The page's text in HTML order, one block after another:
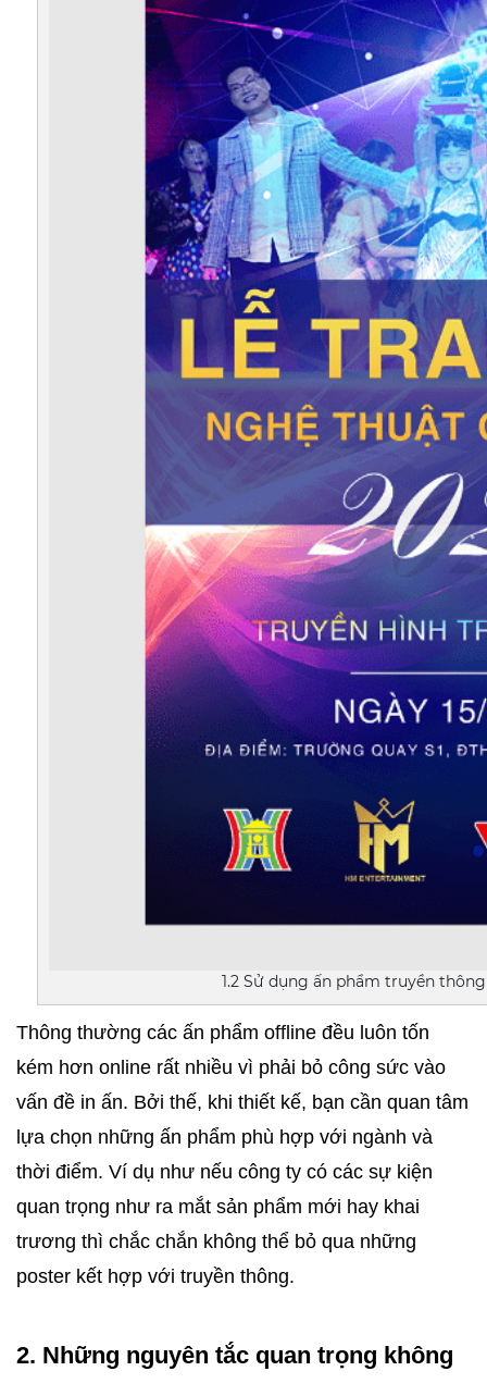
1.2 Sử dụng ấn phẩm truyền
Thông thường các ấn phẩm offline đều luôn tốn
kém hơn online rất nhiều vì phải bỏ công sức vào
vấn đề in ấn. Bởi thế, khi thiết kế, bạn cần quan tâm
lựa chọn những ấn phẩm phù hợp với ngành và
thời điểm. Ví dụ như nếu công ty có các sự kiện
quan trọng như ra mắt sản phẩm mới hay khai
trương thì chắc chắn không thể bỏ qua những
poster kết hợp với truyền thông.
2. Những nguyên tắc quan trọng không